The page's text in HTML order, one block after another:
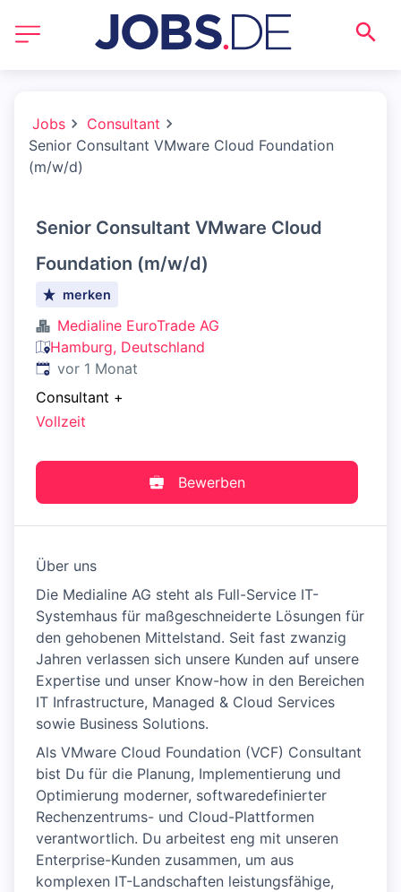
Jobs
Consultant
Senior Consultant VMware Cloud Foundation
(m/w/d)
Senior Consultant VMware Cloud
Foundation (m/w/d)
merken
Medialine EuroTrade AG
Hamburg, Deutschland
Veröffentlicht:
vor 1 Monat
Consultant +
Vollzeit
Bewerben
Über uns
Die Medialine AG steht als Full-Service IT-
Systemhaus für maßgeschneiderte Lösungen für
den gehobenen Mittelstand. Seit fast zwanzig
Jahren verlassen sich unsere Kunden auf unsere
Expertise und unser Know-how in den Bereichen
IT Infrastructure, Managed & Cloud Services
sowie Business Solutions.
Als VMware Cloud Foundation (VCF) Consultant
bist Du für die Planung, Implementierung und
Optimierung moderner, softwaredefinierter
Rechenzentrums- und Cloud-Plattformen
verantwortlich. Du arbeitest eng mit unseren
Enterprise-Kunden zusammen, um aus
komplexen IT-Landschaften leistungsfähige,